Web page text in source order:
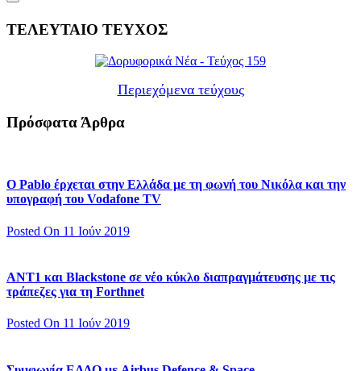
ΤΕΛΕΥΤΑΙΟ ΤΕΥΧΟΣ
Περιεχόμενα τεύχους
Πρόσφατα Άρθρα
Ο Pablo έρχεται στην Ελλάδα με τη φωνή του Νικόλα και την
υπογραφή του Vodafone TV
Posted On 11 Ιούν 2019
ΑΝΤ1 και Blackstone σε νέο κύκλο διαπραγμάτευσης με τις
τράπεζες για τη Forthnet
Posted On 11 Ιούν 2019